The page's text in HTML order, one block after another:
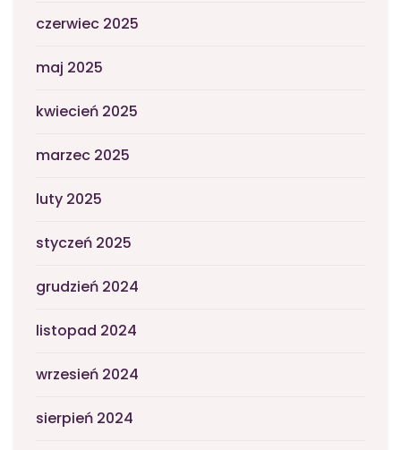
czerwiec 2025
maj 2025
kwiecień 2025
marzec 2025
luty 2025
styczeń 2025
grudzień 2024
listopad 2024
wrzesień 2024
sierpień 2024